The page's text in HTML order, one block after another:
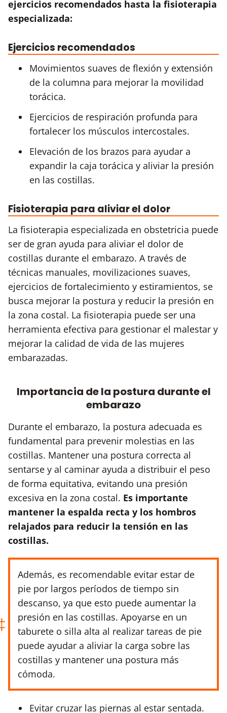
ejercicios recomendados hasta la fisioterapia
especializada:
Ejercicios recomendados
Movimientos suaves de flexión y extensión
de la columna para mejorar la movilidad
torácica.
Ejercicios de respiración profunda para
fortalecer los músculos intercostales.
Elevación de los brazos para ayudar a
expandir la caja torácica y aliviar la presión
en las costillas.
Fisioterapia para aliviar el dolor
La fisioterapia especializada en obstetricia puede
ser de gran ayuda para aliviar el dolor de
costillas durante el embarazo. A través de
técnicas manuales, movilizaciones suaves,
ejercicios de fortalecimiento y estiramientos, se
busca mejorar la postura y reducir la presión en
la zona costal. La fisioterapia puede ser una
herramienta efectiva para gestionar el malestar y
mejorar la calidad de vida de las mujeres
embarazadas.
Importancia de la postura durante el
embarazo
Durante el embarazo, la postura adecuada es
fundamental para prevenir molestias en las
costillas. Mantener una postura correcta al
sentarse y al caminar ayuda a distribuir el peso
de forma equitativa, evitando una presión
excesiva en la zona costal. Es importante
mantener la espalda recta y los hombros
relajados para reducir la tensión en las
costillas.
Además, es recomendable evitar estar de
pie por largos períodos de tiempo sin
descanso, ya que esto puede aumentar la
presión en las costillas. Apoyarse en un
taburete o silla alta al realizar tareas de pie
puede ayudar a aliviar la carga sobre las
costillas y mantener una postura más
cómoda.
Evitar cruzar las piernas al estar sentada.